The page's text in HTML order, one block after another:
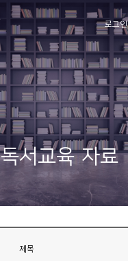
로그인
독서교육 자료
제목